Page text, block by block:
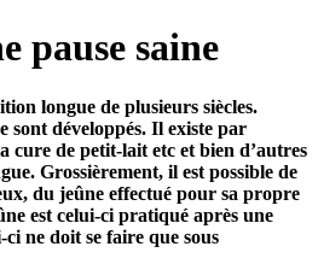
pause saine
longue de plusieurs siècles.
sont développés. Il existe par
cure de petit-lait etc et bien d’autres
Grossièrement, il est possible de
du jeûne effectué pour sa propre
est celui-ci pratiqué après une
ne doit se faire que sous